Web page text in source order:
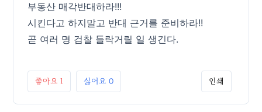
부동산 매각반대하라!!!
시킨다고 하지말고 반대 근거를 준비하라!!
곧 여러 명 검찰 들락거릴 일 생긴다.
좋아요1 싫어요0 인쇄